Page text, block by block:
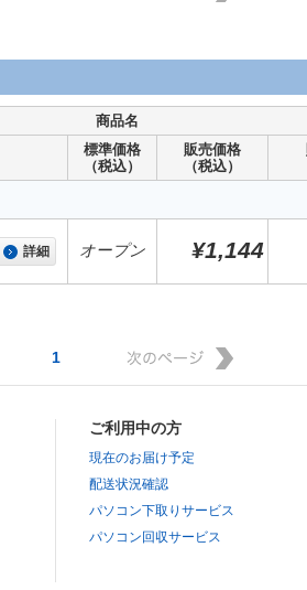
商品名
標準価格
（税込）
販売価格
（税込）
詳細 オープン ¥1,144
1
ご利用中の方
現在のお届け予定
配送状況確認
パソコン下取りサービス
パソコン回収サービス